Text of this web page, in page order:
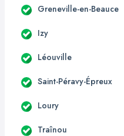
Greneville-en-Beauce
Izy
Léouville
Saint-Péravy-Épreux
Loury
Traînou